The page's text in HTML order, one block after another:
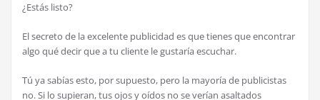
¿Estás listo?
El secreto de la excelente publicidad es que tienes que encontrar
algo qué decir que a tu cliente le gustaría escuchar.
Tú ya sabías esto, por supuesto, pero la mayoría de publicistas
no. Si lo supieran, tus ojos y oídos no se verían asaltados